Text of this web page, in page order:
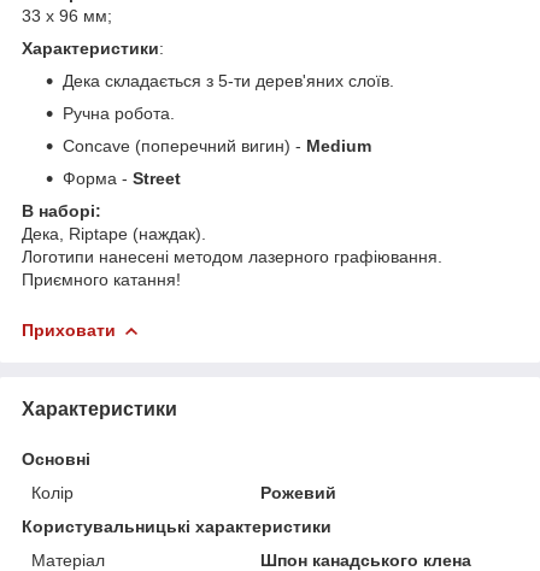
33 х 96 мм;
Характеристики:
Дека складається з 5-ти дерев'яних слоїв.
Ручна робота.
Concave (поперечний вигин) - Medium
Форма - Street
В наборі:
Дека, Riptape (наждак).
Логотипи нанесені методом лазерного графіювання.
Приємного катання!
Приховати
Характеристики
Основні
Колір
Рожевий
Користувальницькі характеристики
Матеріал
Шпон канадського клена